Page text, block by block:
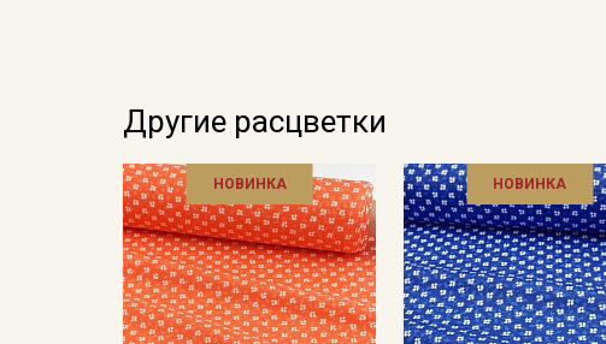
Другие расцветки
НОВИНКА НОВИНКА